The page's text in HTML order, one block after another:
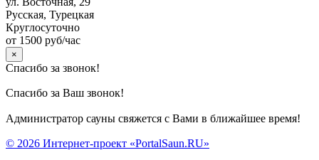
Русская, Турецкая
Круглосуточно
от 1500 руб/час
×
Спасибо за звонок!
Спасибо за Ваш звонок!
Администратор сауны свяжется с Вами в ближайшее время!
© 2026 Интернет-проект «PortalSaun.RU»